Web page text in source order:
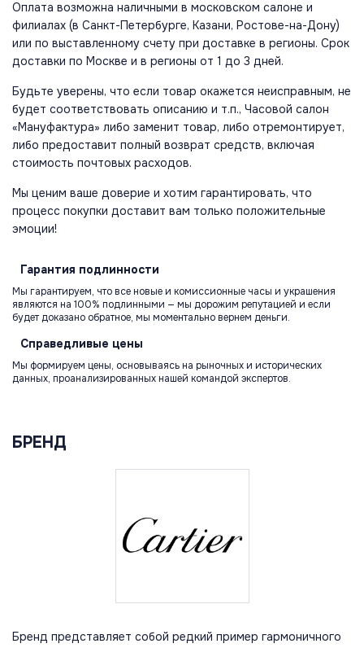
Оплата возможна наличными в московском салоне и
филиалах (в Санкт-Петербурге, Казани, Ростове-на-Дону)
или по выставленному счету при доставке в регионы. Срок
доставки по Москве и в регионы от 1 до 3 дней.
Будьте уверены, что если товар окажется неисправным, не
будет соответствовать описанию и т.п., Часовой салон
«Мануфактура» либо заменит товар, либо отремонтирует,
либо предоставит полный возврат средств, включая
стоимость почтовых расходов.
Мы ценим ваше доверие и хотим гарантировать, что
процесс покупки доставит вам только положительные
эмоции!
Гарантия подлинности
Мы гарантируем, что все новые и комиссионные часы и украшения
являются на 100% подлинными — мы дорожим репутацией и если
будет доказано обратное, мы моментально вернем деньги.
Справедливые цены
Мы формируем цены, основываясь на рыночных и исторических
данных, проанализированных нашей командой экспертов.
БРЕНД
Бренд представляет собой редкий пример гармоничного